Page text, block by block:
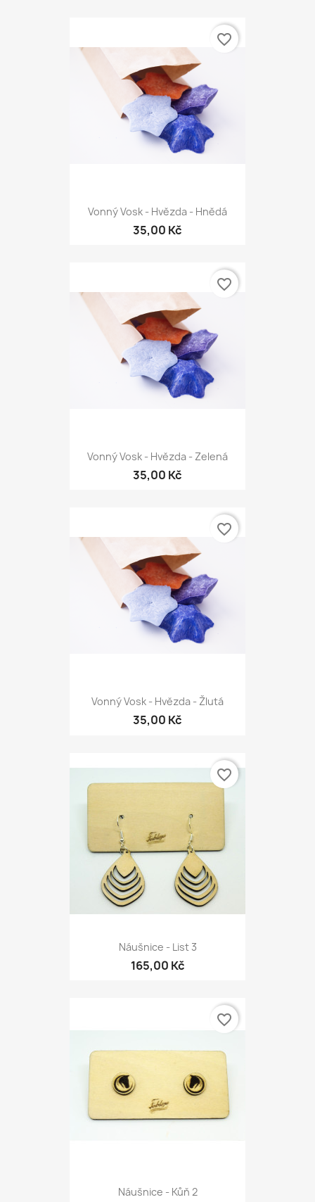
Vonný Vosk - Hvězda - Hnědá
35,00 Kč
favorite_border
Vonný Vosk - Hvězda - Zelená
35,00 Kč
favorite_border
Vonný Vosk - Hvězda - Žlutá
35,00 Kč
favorite_border
Náušnice - List 3
165,00 Kč
favorite_border
Náušnice - Kůň 2
favorite_border